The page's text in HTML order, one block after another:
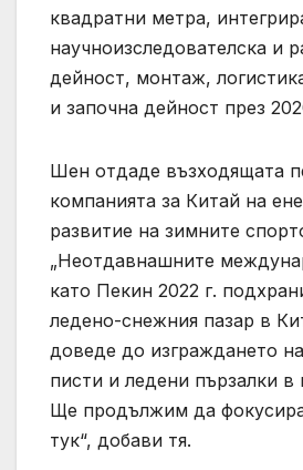
квадратни метра,
научноизследователска и
дейност, монтаж,
и започна дейност през
Шен отдаде възходящата
компанията за Китай на
развитие на зимните
„Неотдавнашните
като Пекин 2022 г.
ледено-снежния пазар в
доведе до изграждането
писти и ледени пързалки в
Ще продължим да
тук“, добави тя.